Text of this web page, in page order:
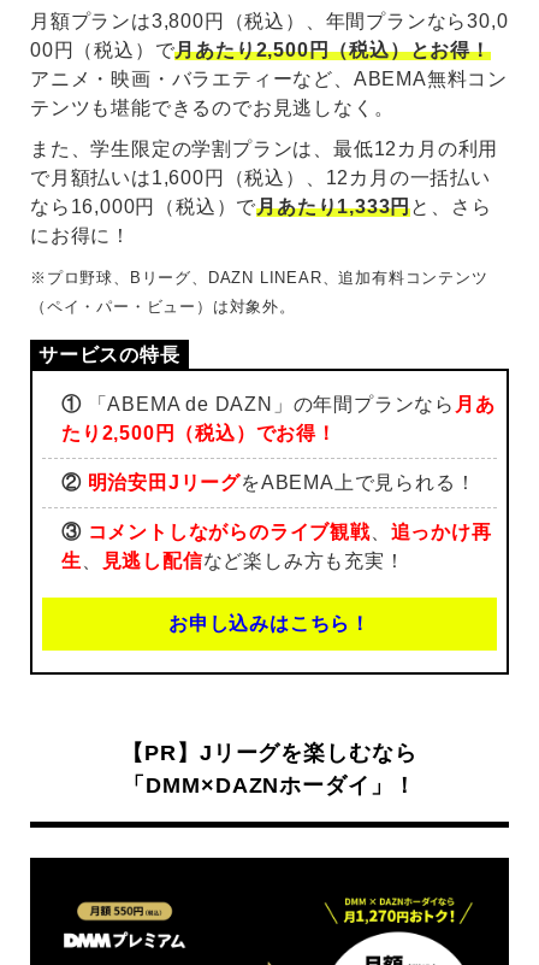
月額プランは3,800円（税込）、年間プランなら30,0
00円（税込）で月あたり2,500円（税込）とお得！
アニメ・映画・バラエティーなど、ABEMA無料コン
テンツも堪能できるのでお見逃しなく。
また、学生限定の学割プランは、最低12カ月の利用
で月額払いは1,600円（税込）、12カ月の一括払い
なら16,000円（税込）で月あたり1,333円と、さら
にお得に！
※プロ野球、Bリーグ、DAZN LINEAR、追加有料コンテンツ
（ペイ・パー・ビュー）は対象外。
①「ABEMA de DAZN」の年間プランなら 月あ
たり2,500円（税込）でお得！
② 明治安田JリーグをABEMA上で見られる！
③ コメントしながらのライブ観戦、 追っかけ再
生
見逃し配信など楽しみ方も充実！
お申し込みはこちら！
【PR】Jリーグを楽しむなら
「DMM×DAZNホーダイ」！